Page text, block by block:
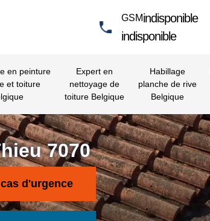
GSMindisponible
indisponible
en peinture
et toiture
Expert en
nettoyage de
toiture Belgique
Habillage
planche de rive
Belgique
7070
d'urgence